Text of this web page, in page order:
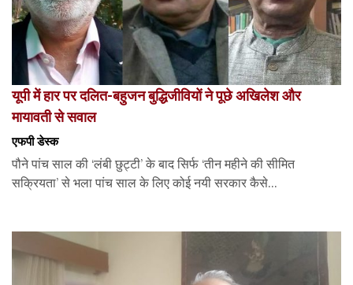
यूपी में हार पर दलित-बहुजन बुद्धिजीवियों ने पूछे अखिलेश और
मायावती से सवाल
एफपी डेस्‍क
पौने पांच साल की ‘लंबी छुट्टी’ के बाद सिर्फ ‘तीन महीने की सीमित
सक्रियता’ से भला पांच साल के लिए कोई नयी सरकार कैसे...